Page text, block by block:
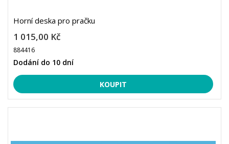
Horní deska pro pračku
1 015,00 Kč
884416
Dodání do 10 dní